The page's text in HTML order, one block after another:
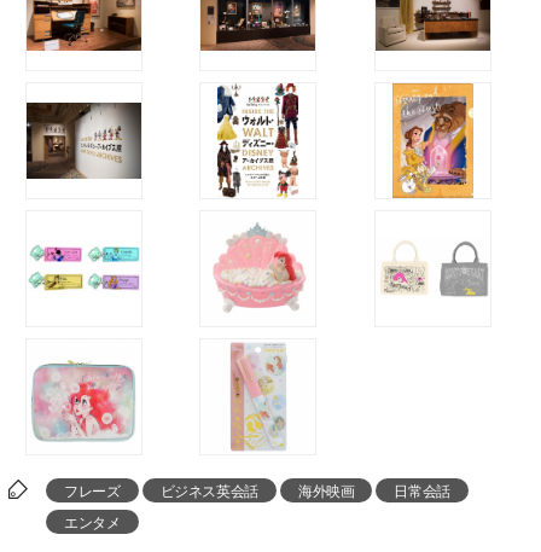
フレーズ ビジネス英会話 海外映画
日常会話
エンタメ